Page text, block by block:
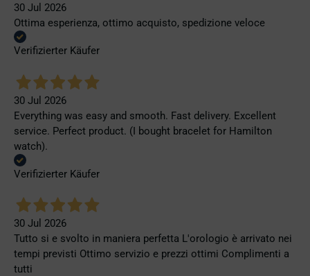
30 Jul 2026
Ottima esperienza, ottimo acquisto, spedizione veloce
Verifizierter Käufer
30 Jul 2026
Everything was easy and smooth. Fast delivery. Excellent
service. Perfect product. (I bought bracelet for Hamilton
watch).
Verifizierter Käufer
30 Jul 2026
Tutto si e svolto in maniera perfetta L'orologio è arrivato nei
tempi previsti Ottimo servizio e prezzi ottimi Complimenti a
tutti